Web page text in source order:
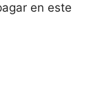
en este